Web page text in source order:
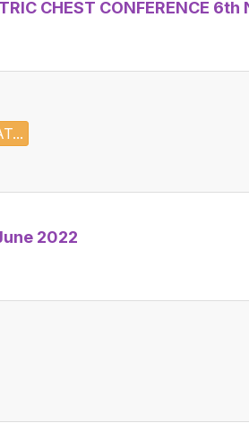
CHEST CONFERENCE
2022